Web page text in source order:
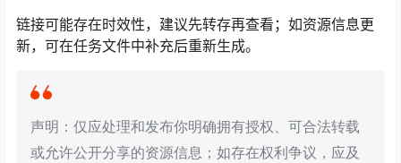
链接可能存在时效性，建议先转存再查看；如资源信息更
新，可在任务文件中补充后重新生成。
声明：仅应处理和发布你明确拥有授权、可合法转载
或允许公开分享的资源信息；如存在权利争议，应及